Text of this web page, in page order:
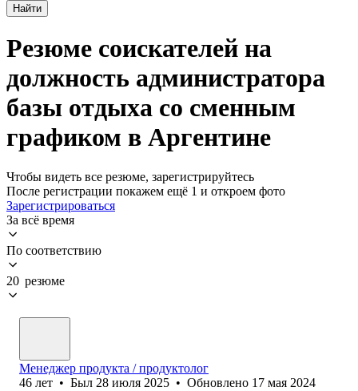
Найти
Резюме соискателей на
должность администратора
базы отдыха со сменным
графиком в Аргентине
Чтобы видеть все резюме, зарегистрируйтесь
После регистрации покажем ещё 1 и откроем фото
Зарегистрироваться
За всё время
По соответствию
20 резюме
Менеджер продукта / продуктолог
46 лет • Был 28 июля 2025 • Обновлено 17 мая 2024